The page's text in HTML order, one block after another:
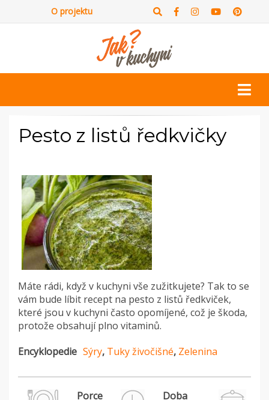
O projektu
Pesto z listů ředkvičky
Máte rádi, když v kuchyni vše zužitkujete? Tak to se
vám bude líbit recept na pesto z listů ředkviček,
které jsou v kuchyni často opomíjené, což je škoda,
protože obsahují plno vitaminů.
Encyklopedie Sýry, Tuky živočišné, Zelenina
Porce
Doba